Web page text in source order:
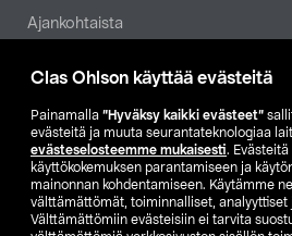
Clas Ohlson käyttää evästeitä
Painamalla ”Hyväksy kaikki evästeet”
evästeitä ja muuta seurantateknologiaa
evästeselosteemme mukaisesti.
käyttökokemuksen parantamiseen ja
mainonnan kohdentamiseen. Käytämme
välttämättömät, toiminnalliset, analyyttiset
Välttämättömiin evästeisiin ei tarvita
Ajankohtaista
Muut yrityksemme
Etsi
SE NO FI
FI SV